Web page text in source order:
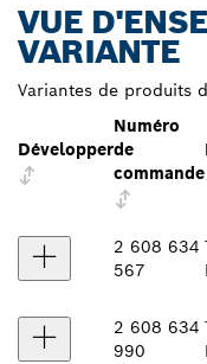
VUE
VARIANTE
Variantes de produits
Développer
Numéro
de
commande
2 608 634
567
2 608 634
990